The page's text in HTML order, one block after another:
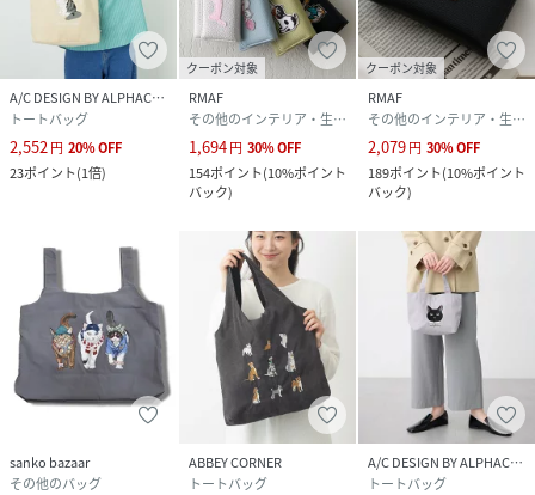
A/C DESIGN BY ALPHACUBIC
トートバッグ
2,552円 20%OFF
23ポイント(1倍)
クーポン対象
RMAF
その他のインテリア・生活雑貨
1,694円 30%OFF
154ポイント(10%ポイント
バック)
クーポン対象
RMAF
その他のインテリア・生活雑貨
2,079円 30%OFF
189ポイント(10%ポイント
バック)
sanko bazaar
その他のバッグ
ABBEY CORNER
トートバッグ
A/C DESIGN BY ALPHACUBIC
トートバッグ